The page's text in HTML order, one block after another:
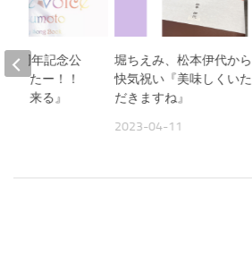
堀ちえみ、松本伊代から
快気祝い『美味しくいた
だきますね』
2023-04-11
40周年記念公
ったー！！
出来る』